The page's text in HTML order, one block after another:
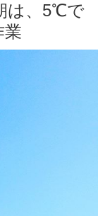
は、5℃で
業